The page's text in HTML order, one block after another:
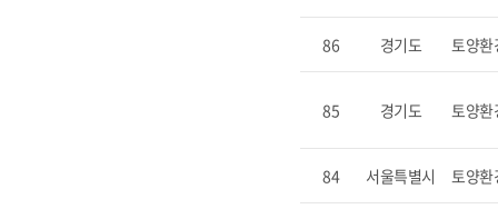
86 경기도 토양환
85 경기도 토양환
84 서울특별시 토양환